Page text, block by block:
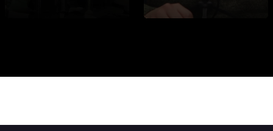
candidatura
presidencial? Nuevos